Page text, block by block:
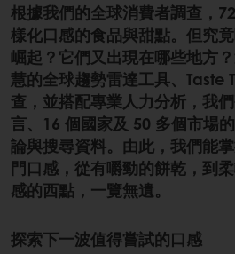
根據我們的全球消費者調查，
樣化口感的食品與甜點。但究
崛起？它們又出現在哪些地方
慧的全球趨勢雷達工具、Taste
查，並搭配專業人力分析，我
言、16 個國家及 50 多個市場
論與搜尋資料。由此，我們能
門口感，從有嚼勁的餅乾，到
感的西點，一覽無遺。
探索下一波值得嘗試的口感